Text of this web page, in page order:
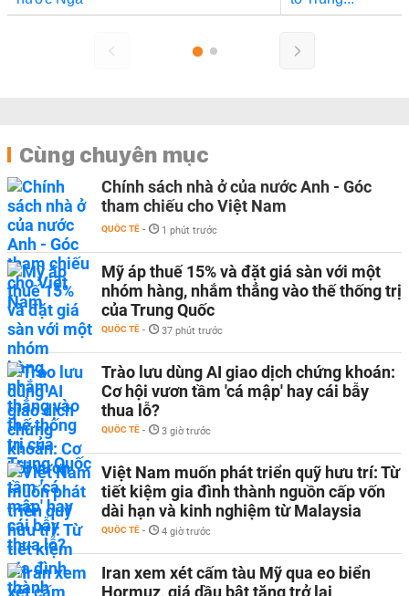
Cùng chuyên mục
Chính sách nhà ở của nước Anh - Góc
tham chiếu cho Việt Nam
QUỐC TẾ - 1 phút trước
Mỹ áp thuế 15% và đặt giá sàn với một
nhóm hàng, nhắm thẳng vào thế thống trị
của Trung Quốc
QUỐC TẾ - 37 phút trước
Trào lưu dùng AI giao dịch chứng khoán:
Cơ hội vươn tầm 'cá mập' hay cái bẫy
thua lỗ?
QUỐC TẾ - 3 giờ trước
Việt Nam muốn phát triển quỹ hưu trí: Từ
tiết kiệm gia đình thành nguồn cấp vốn
dài hạn và kinh nghiệm từ Malaysia
QUỐC TẾ - 4 giờ trước
Iran xem xét cấm tàu Mỹ qua eo biển
Hormuz, giá dầu bật tăng trở lại